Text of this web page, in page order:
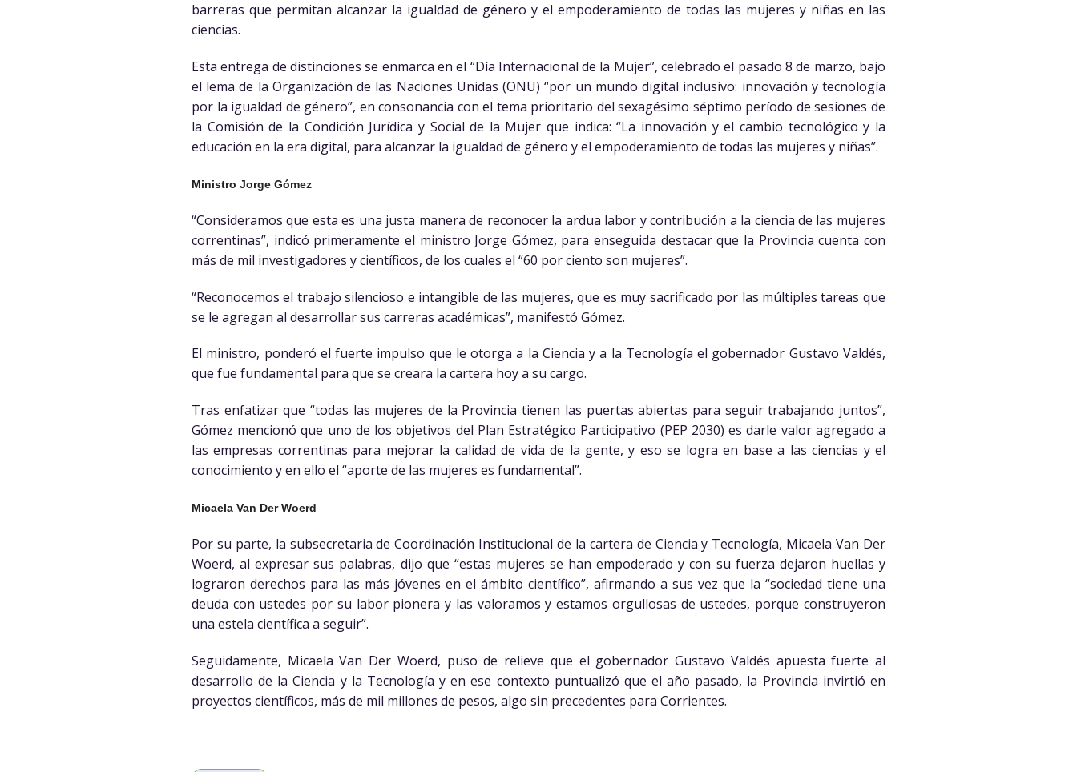
barreras que permitan alcanzar la igualdad de género y el empoderamiento de todas las mujeres y niñas en las
ciencias.
Esta entrega de distinciones se enmarca en el “Día Internacional de la Mujer”, celebrado el pasado 8 de marzo, bajo
el lema de la Organización de las Naciones Unidas (ONU) “por un mundo digital inclusivo: innovación y tecnología
por la igualdad de género”, en consonancia con el tema prioritario del sexagésimo séptimo período de sesiones de
la Comisión de la Condición Jurídica y Social de la Mujer que indica: “La innovación y el cambio tecnológico y la
educación en la era digital, para alcanzar la igualdad de género y el empoderamiento de todas las mujeres y niñas”.
Ministro Jorge Gómez
“Consideramos que esta es una justa manera de reconocer la ardua labor y contribución a la ciencia de las mujeres
correntinas”, indicó primeramente el ministro Jorge Gómez, para enseguida destacar que la Provincia cuenta con
más de mil investigadores y científicos, de los cuales el “60 por ciento son mujeres”.
“Reconocemos el trabajo silencioso e intangible de las mujeres, que es muy sacrificado por las múltiples tareas que
se le agregan al desarrollar sus carreras académicas”, manifestó Gómez.
El ministro, ponderó el fuerte impulso que le otorga a la Ciencia y a la Tecnología el gobernador Gustavo Valdés,
que fue fundamental para que se creara la cartera hoy a su cargo.
Tras enfatizar que “todas las mujeres de la Provincia tienen las puertas abiertas para seguir trabajando juntos”,
Gómez mencionó que uno de los objetivos del Plan Estratégico Participativo (PEP 2030) es darle valor agregado a
las empresas correntinas para mejorar la calidad de vida de la gente, y eso se logra en base a las ciencias y el
conocimiento y en ello el “aporte de las mujeres es fundamental”.
Micaela Van Der Woerd
Por su parte, la subsecretaria de Coordinación Institucional de la cartera de Ciencia y Tecnología, Micaela Van Der
Woerd, al expresar sus palabras, dijo que “estas mujeres se han empoderado y con su fuerza dejaron huellas y
lograron derechos para las más jóvenes en el ámbito científico”, afirmando a sus vez que la “sociedad tiene una
deuda con ustedes por su labor pionera y las valoramos y estamos orgullosas de ustedes, porque construyeron
una estela científica a seguir”.
Seguidamente, Micaela Van Der Woerd, puso de relieve que el gobernador Gustavo Valdés apuesta fuerte al
desarrollo de la Ciencia y la Tecnología y en ese contexto puntualizó que el año pasado, la Provincia invirtió en
proyectos científicos, más de mil millones de pesos, algo sin precedentes para Corrientes.